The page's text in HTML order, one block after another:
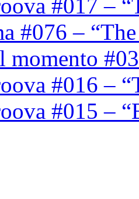
#017 –
#076 –
momento
#016 –
#015 –